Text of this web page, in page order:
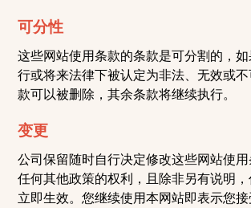
可分性
这些网站使用条款的条款是可分割的，
行或将来法律下被认定为非法、无效或
款可以被删除，其余条款将继续执行。
变更
公司保留随时自行决定修改这些网站使
任何其他政策的权利，且除非另有说明
立即生效。您继续使用本网站即表示您